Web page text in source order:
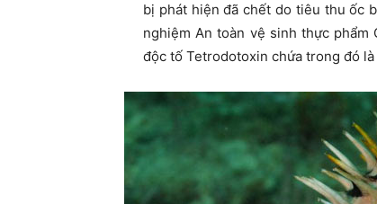
bị phát hiện đã chết do tiêu thu ốc
nghiệm An toàn vệ sinh thực
độc tố Tetrodotoxin chứa trong đó